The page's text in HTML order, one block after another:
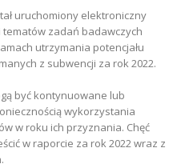
uruchomiony elektroniczny
tematów zadań badawczych
utrzymania potencjału
z subwencji za rok 2022.
być kontynuowane lub
wykorzystania
w roku ich przyznania. Chęć
w raporcie za rok 2022 wraz z